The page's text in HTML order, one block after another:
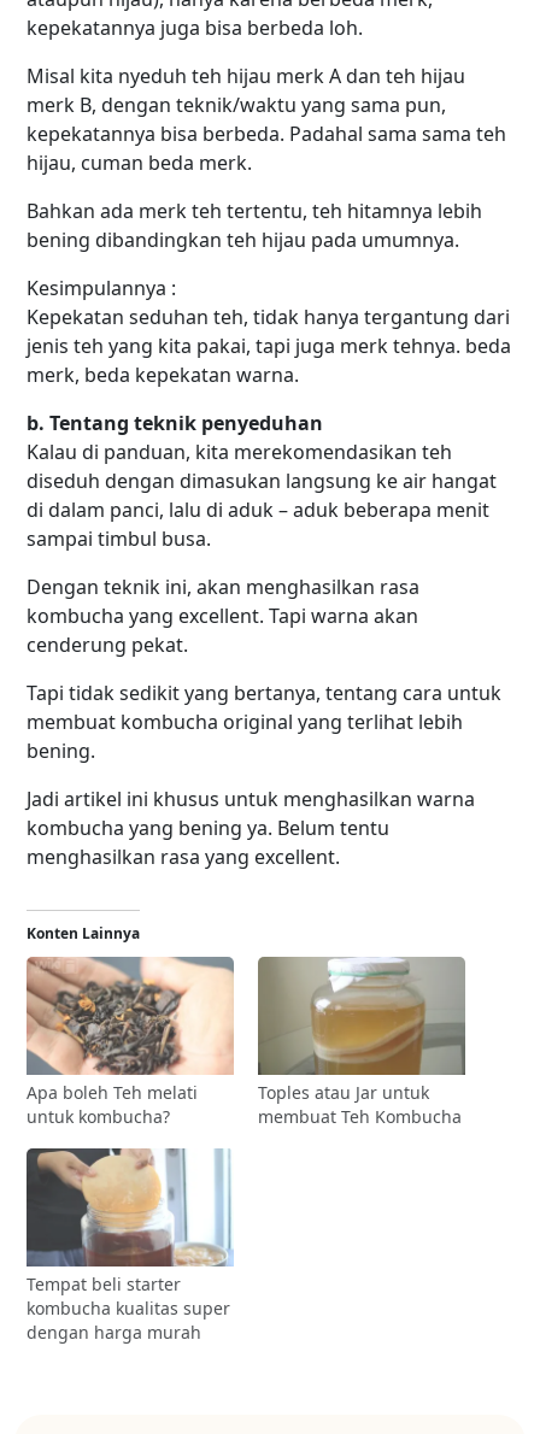
kepekatannya juga bisa berbeda loh.
Misal kita nyeduh teh hijau merk A dan teh hijau
merk B, dengan teknik/waktu yang sama pun,
kepekatannya bisa berbeda. Padahal sama sama teh
hijau, cuman beda merk.
Bahkan ada merk teh tertentu, teh hitamnya lebih
bening dibandingkan teh hijau pada umumnya.
Kesimpulannya :
Kepekatan seduhan teh, tidak hanya tergantung dari
jenis teh yang kita pakai, tapi juga merk tehnya. beda
merk, beda kepekatan warna.
b. Tentang teknik penyeduhan
Kalau di panduan, kita merekomendasikan teh
diseduh dengan dimasukan langsung ke air hangat
di dalam panci, lalu di aduk – aduk beberapa menit
sampai timbul busa.
Dengan teknik ini, akan menghasilkan rasa
kombucha yang excellent. Tapi warna akan
cenderung pekat.
Tapi tidak sedikit yang bertanya, tentang cara untuk
membuat kombucha original yang terlihat lebih
bening.
Jadi artikel ini khusus untuk menghasilkan warna
kombucha yang bening ya. Belum tentu
menghasilkan rasa yang excellent.
Konten Lainnya
Apa boleh Teh melati
untuk kombucha?
Toples atau Jar untuk
membuat Teh Kombucha
Tempat beli starter
kombucha kualitas super
dengan harga murah